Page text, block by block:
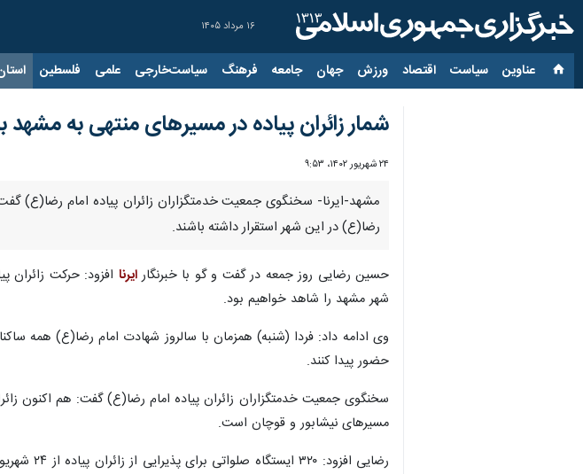
۱۶ مرداد ۱۴۰۵
عناوین‌ سیاست اقتصاد ورزش جهان جامعه فرهنگ سیاست‌خارجی علمی فلسطین
شمار زائران پیاده در مسیرهای منتهی به مشهد به ۱۹۱ هزار نفر
۲۴ شهریور ۱۴۰۲، ۹:۵۳
رضا(ع) در این شهر استقرار داشته باشند.
حسین رضایی روز جمعه در گفت و گو با خبرنگارایرنا
شهر مشهد را شاهد خواهیم بود.
وی ادامه داد: فردا (شنبه) همزمان با سالروز شهادت امام رضا(ع) همه
حضور پیدا کنند.
سخنگوی جمعیت خدمتگزاران زائران پیاده امام رضا(ع) گفت: هم اکنون
مسیرهای نیشابور و قوچان است.